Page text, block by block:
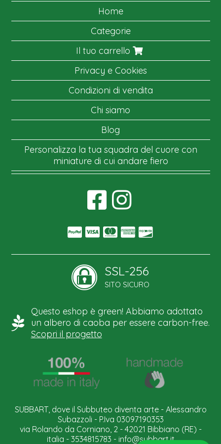
Home
Categorie
Il tuo carrello
Privacy e Cookies
Condizioni di vendita
Chi siamo
Blog
Personalizza la tua squadra del cuore con
miniature di cui andare fiero
SSL-256
SITO SICURO
Questo eshop è green! Abbiamo adottato
un albero di caoba per essere carbon-free.
Scopri il progetto
SUBBART, dove il Subbuteo diventa arte - Alessandro
Subazzoli - P.Iva 03097190353
via Rolando da Corniano, 2 - 42021 Bibbiano (RE) -
italia - 3534815783 - info@subbart.it